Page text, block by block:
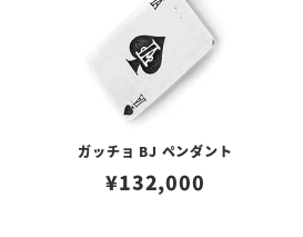
ガッチョ BJ ペンダント
¥132,000